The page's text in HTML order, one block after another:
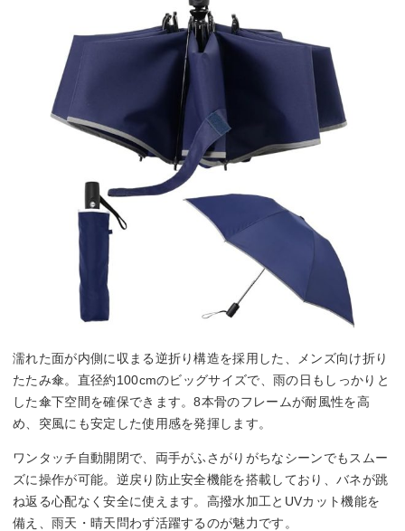
濡れた面が内側に収まる逆折り構造を採用した、メンズ向け折り
たたみ傘。直径約100cmのビッグサイズで、雨の日もしっかりと
した傘下空間を確保できます。8本骨のフレームが耐風性を高
め、突風にも安定した使用感を発揮します。
ワンタッチ自動開閉で、両手がふさがりがちなシーンでもスムー
ズに操作が可能。逆戻り防止安全機能を搭載しており、バネが跳
ね返る心配なく安全に使えます。高撥水加工とUVカット機能を
備え、雨天・晴天問わず活躍するのが魅力です。